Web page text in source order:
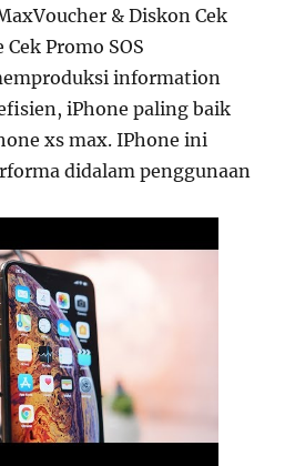
& Diskon Cek
Cek Promo SOS
information
iPhone paling baik
xs max. IPhone ini
didalam penggunaan